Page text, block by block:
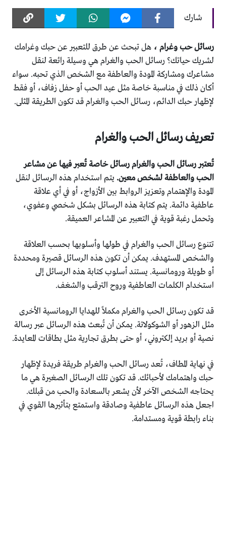
شارك
رسائل حب وغرام ، هل تبحث عن طرق للتعبير عن حبك وغرامك
لشريك حياتك؟ رسائل الحب والغرام هي وسيلة رائعة لنقل
مشاعرك ومشاركة المودة والعاطفة مع الشخص الذي تحبه. سواء
أكان ذلك في مناسبة خاصة مثل عيد الحب أو حفل زفاف، أو فقط
لإظهار حبك الدائم، رسائل الحب والغرام قد تكون الطريقة المثلى.
تعريف رسائل الحب والغرام
تُعتبر رسائل الحب والغرام رسائل خاصة تُعبر فيها عن مشاعر
الحب والعاطفة لشخص معين. يتم استخدام هذه الرسائل لنقل
المودة والإهتمام وتعزيز الروابط بين الأزواج، أو في أي علاقة
عاطفية دائمة. يتم كتابة هذه الرسائل بشكل شخصي وعفوي،
وتحمل رغبة قوية في التعبير عن المشاعر العميقة.
تتنوع رسائل الحب والغرام في طولها وأسلوبها بحسب العلاقة
والشخص المستهدف. يمكن أن تكون هذه الرسائل قصيرة ومحددة
أو طويلة ورومانسية. يستند أسلوب كتابة هذه الرسائل إلى
استخدام الكلمات العاطفية وروح الترقب والشغف.
قد تكون رسائل الحب والغرام مكملاً للهدايا الرومانسية الأخرى
مثل الزهور أو الشوكولاتة. يمكن أن تُبعث هذه الرسائل عبر رسالة
نصية أو بريد إلكتروني، أو حتى بطرق تجارية مثل بطاقات المعايدة.
في نهاية المطاف، تُعد رسائل الحب والغرام طريقة فريدة لإظهار
حبك واهتمامك لأحبائك. قد تكون تلك الرسائل الصغيرة هي ما
يحتاجه الشخص الآخر لأن يشعر بالسعادة والحب من قبلك.
اجعل هذه الرسائل عاطفية وصادقة واستمتع بتأثيرها القوي في
بناء رابطة قوية ومستدامة.